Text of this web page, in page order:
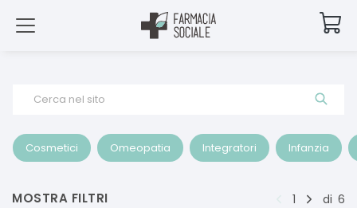
Cerca nel sito
Cosmetici Omeopatia Integratori Infanzia
MOSTRA FILTRI 1 di 6